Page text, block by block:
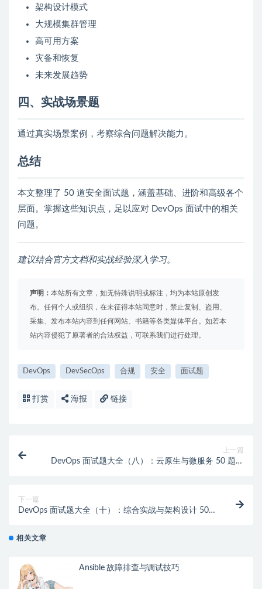
架构设计模式
大规模集群管理
高可用方案
灾备和恢复
未来发展趋势
四、实战场景题
通过真实场景案例，考察综合问题解决能力。
总结
本文整理了 50 道安全面试题，涵盖基础、进阶和高级各个
层面。掌握这些知识点，足以应对 DevOps 面试中的相关
问题。
建议结合官方文档和实战经验深入学习。
声明： 本站所有文章，如无特殊说明或标注，均为本站原创发
布。任何个人或组织，在未征得本站同意时，禁止复制、盗用、
采集、发布本站内容到任何网站、书籍等各类媒体平台。如若本
站内容侵犯了原著者的合法权益，可联系我们进行处理。
DevOps DevSecOps 合规 安全 面试题
打赏 海报 链接
上一篇
DevOps 面试题大全（八）：云原生与微服务 50 题详
下一篇
DevOps 面试题大全（十）：综合实战与架构设计 50
相关文章
Ansible 故障排查与调试技巧